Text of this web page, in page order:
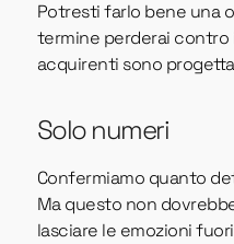
Potresti farlo bene una
termine perderai
acquirenti sono
Solo numeri
Confermiamo quanto
Ma questo non
lasciare le emozioni